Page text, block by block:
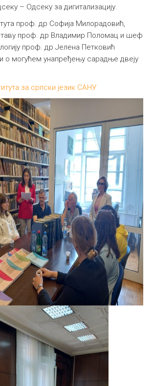
– Одсеку за дигитализацију.
проф. др Софија Милорадовић,
проф. др Владимир Поломац и шеф
проф. др Јелена Петковић
о могућем унапређењу сарадње двеју
за српски језик САНУ